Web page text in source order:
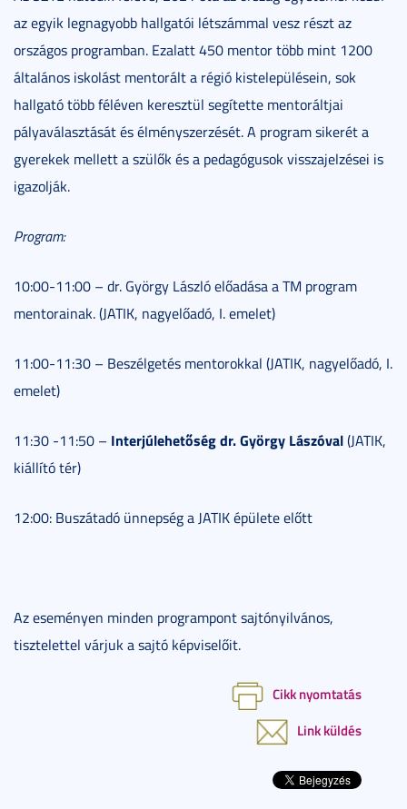
az egyik legnagyobb hallgatói létszámmal vesz részt az
országos programban. Ezalatt 450 mentor több mint 1200
általános iskolást mentorált a régió kistelepülésein, sok
hallgató több féléven keresztül segítette mentoráltjai
pályaválasztását és élményszerzését. A program sikerét a
gyerekek mellett a szülők és a pedagógusok visszajelzései is
igazolják.
Program:
10:00-11:00 – dr. György László előadása a TM program
mentorainak. (JATIK, nagyelőadó, I. emelet)
11:00-11:30 – Beszélgetés mentorokkal (JATIK, nagyelőadó, I.
emelet)
11:30 -11:50 – Interjúlehetőség dr. György Lászóval(JATIK,
kiállító tér)
12:00: Buszátadó ünnepség a JATIK épülete előtt
Az eseményen minden programpont sajtónyilvános,
tisztelettel várjuk a sajtó képviselőit.
Cikk nyomtatás
Link küldés